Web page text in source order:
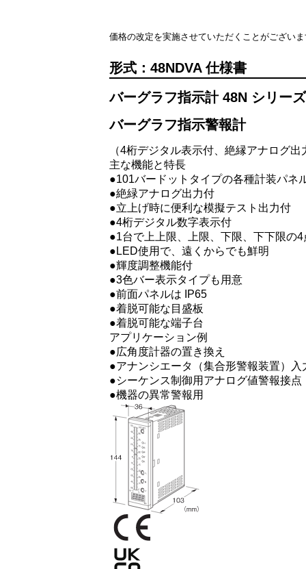
価格の改定を実施させていただくことがござい
48NDVA
バーグラフ指示計 48N シリーズ
バーグラフ指示警報計
（4桁デジタル表示付、絶縁アナログ出
主な機能と特長
●101バードットタイプの各種計装パネ
●絶緑アナログ出力付
●立上げ時に便利な模擬テスト出力付
●4桁デジタル数字表示付
●1台で上上限、上限、下限、下下限の
●LED使用で、遠くからでも鮮明
●輝度調整機能付
●3色バー表示タイプも用意
●前面パネルは IP65
●着脱可能な目盛板
●着脱可能な端子台
アプリケーション例
●広角度計器の置き換え
●アナンシエータ（集合形警報装置）入
●シーケンス制御用アナログ値警報接点
●機器の異常警報用